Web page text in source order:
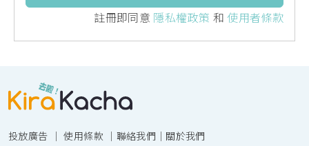
註冊即同意 隱私權政策 和使用者條款
投放廣告 ｜使用條款 ｜ 聯絡我們 ｜ 關於我們